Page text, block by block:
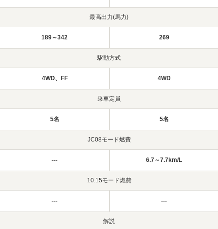
最高出力(馬力)
189～342 269
駆動方式
4WD、FF 4WD
乗車定員
5名 5名
JC08モード燃費
--- 6.7～7.7km/L
10.15モード燃費
--- ---
解説